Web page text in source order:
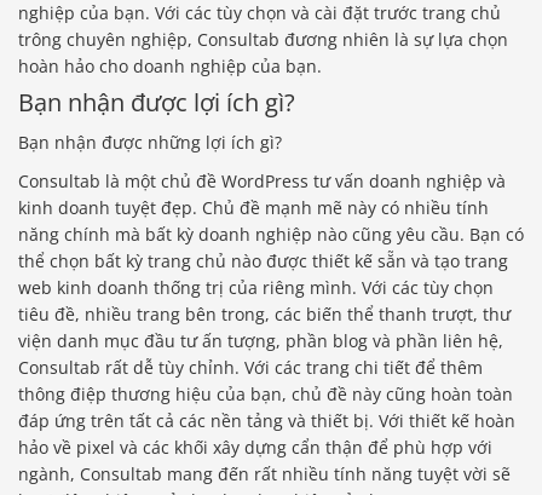
nghiệp của bạn. Với các tùy chọn và cài đặt trước trang chủ
trông chuyên nghiệp, Consultab đương nhiên là sự lựa chọn
hoàn hảo cho doanh nghiệp của bạn.
Bạn nhận được lợi ích gì?
Bạn nhận được những lợi ích gì?
Consultab là một chủ đề WordPress tư vấn doanh nghiệp và
kinh doanh tuyệt đẹp. Chủ đề mạnh mẽ này có nhiều tính
năng chính mà bất kỳ doanh nghiệp nào cũng yêu cầu. Bạn có
thể chọn bất kỳ trang chủ nào được thiết kế sẵn và tạo trang
web kinh doanh thống trị của riêng mình. Với các tùy chọn
tiêu đề, nhiều trang bên trong, các biến thể thanh trượt, thư
viện danh mục đầu tư ấn tượng, phần blog và phần liên hệ,
Consultab rất dễ tùy chỉnh. Với các trang chi tiết để thêm
thông điệp thương hiệu của bạn, chủ đề này cũng hoàn toàn
đáp ứng trên tất cả các nền tảng và thiết bị. Với thiết kế hoàn
hảo về pixel và các khối xây dựng cẩn thận để phù hợp với
ngành, Consultab mang đến rất nhiều tính năng tuyệt vời sẽ